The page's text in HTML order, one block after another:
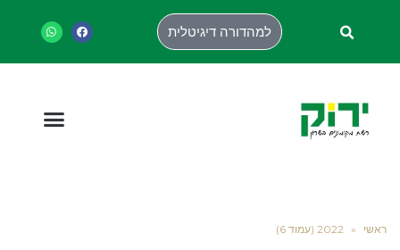
למהדורה דיגיטלית
ראשי » 2022 (עמוד 6)